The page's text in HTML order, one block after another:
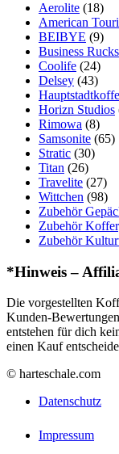
Aerolite (18)
American
BEIBYE (9)
Business
Coolife (24)
Delsey (43)
Horizn Studios
Rimowa (8)
Samsonite (65)
Stratic (30)
Titan (26)
Travelite (27)
Wittchen (98)
Zubehör
Zubehör
Zubehör
*Hinweis –
Die vorgestellten
Kunden-
entstehen für dich
einen Kauf
© harteschale.com
Datenschutz
Impressum